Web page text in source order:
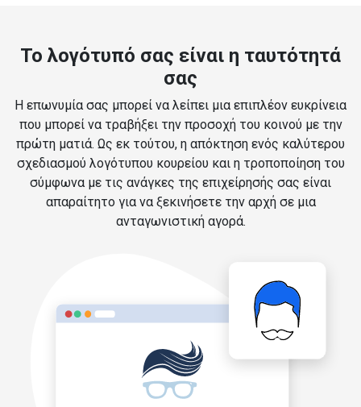
Το λογότυπό σας είναι η ταυτότητά
σας
Η επωνυμία σας μπορεί να λείπει μια επιπλέον ευκρίνεια
που μπορεί να τραβήξει την προσοχή του κοινού με την
πρώτη ματιά. Ως εκ τούτου, η απόκτηση ενός καλύτερου
σχεδιασμού λογότυπου κουρείου και η τροποποίηση του
σύμφωνα με τις ανάγκες της επιχείρησής σας είναι
απαραίτητο για να ξεκινήσετε την αρχή σε μια
ανταγωνιστική αγορά.